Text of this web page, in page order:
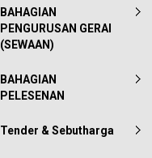
BAHAGIAN
PENGURUSAN GERAI
(SEWAAN)
BAHAGIAN
PELESENAN
Tender & Sebutharga